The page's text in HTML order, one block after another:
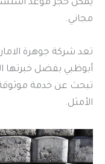
يمكن حجز موعد
مجاني.
تعد شركة جوهرة
أبوظبي بفضل خبرتها
تبحث عن خدمة
الأمثل.